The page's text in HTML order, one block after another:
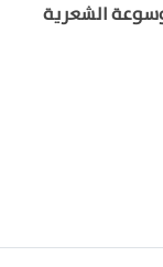
الشعرية